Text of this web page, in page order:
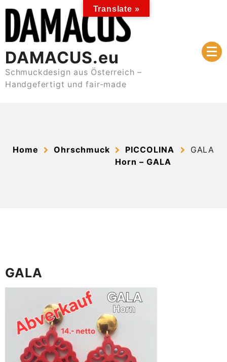
content
DAMACUS.eu
Schmuckdesign aus Österreich –
Handgefertigt und fair-made
Home Ohrschmuck
PICCOLINA
Horn – GALA
GALA
GALA
Translate »